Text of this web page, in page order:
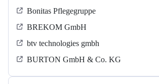
Bonitas Pflegegruppe
BREKOM GmbH
btv technologies gmbh
BURTON GmbH & Co. KG